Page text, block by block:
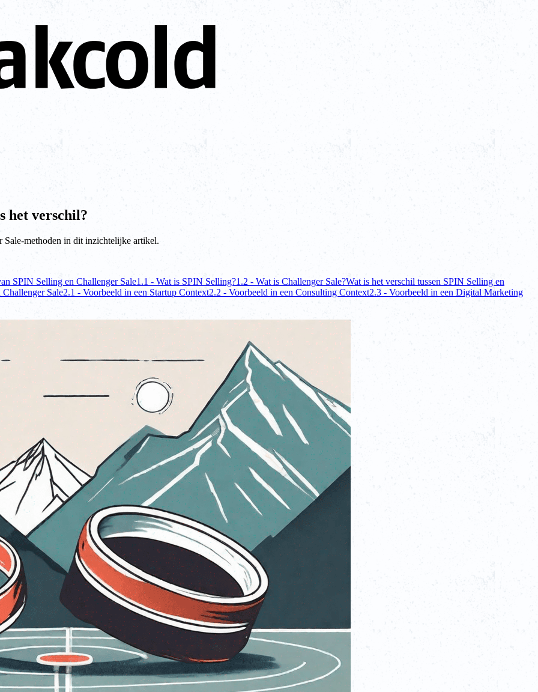
het verschil?
Sale-methoden in dit inzichtelijke artikel.
SPIN Selling en Challenger Sale1.1 - Wat is SPIN Selling?1.2 - Wat is Challenger Sale?Wat is het verschil tussen SPIN Selling en
Sale2.1 - Voorbeeld in een Startup Context2.2 - Voorbeeld in een Consulting Context2.3 - Voorbeeld in een Digital Marketing